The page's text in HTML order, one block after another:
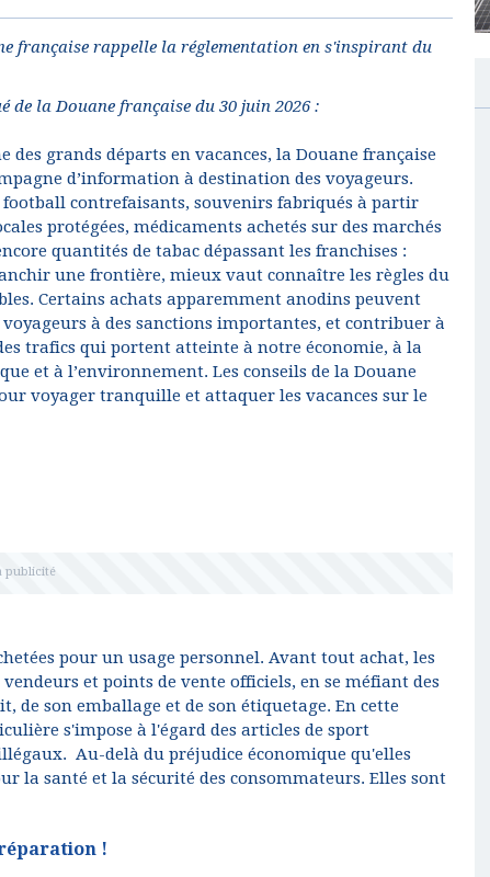
française rappelle la réglementation en s'inspirant du
de la Douane française du 30 juin 2026 :
des grands départs en vacances, la Douane française
d’information à destination des voyageurs.
contrefaisants, souvenirs fabriqués à partir
protégées, médicaments achetés sur des marchés
quantités de tabac dépassant les franchises :
une frontière, mieux vaut connaître les règles du
Certains achats apparemment anodins peuvent
voyageurs à des sanctions importantes, et contribuer à
trafics qui portent atteinte à notre économie, à la
et à l’environnement. Les conseils de la Douane
voyager tranquille et attaquer les vacances sur le
pour un usage personnel. Avant tout achat, les
et points de vente officiels, en se méfiant des
son emballage et de son étiquetage. En cette
s'impose à l'égard des articles de sport
Au-delà du préjudice économique qu'elles
la santé et la sécurité des consommateurs. Elles sont
!